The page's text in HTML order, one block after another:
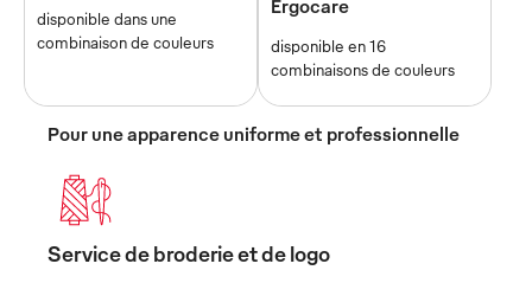
disponible dans une
combinaison de couleurs
Ergocare
disponible en 16
combinaisons de couleurs
Pour une apparence uniforme et professionnelle
Service de broderie et de logo